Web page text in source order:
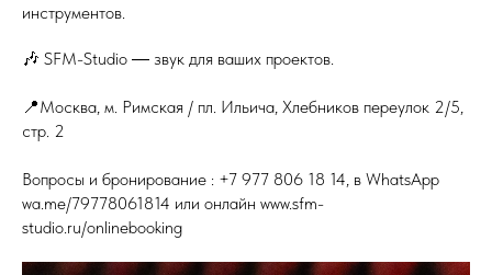
инструментов.
🎶 SFM-Studio ― звук для ваших проектов.
📍Москва, м. Римская / пл. Ильича, Хлебников переулок 2/5,
стр. 2
Вопросы и бронирование : +7 977 806 18 14, в WhatsApp
wa.me/79778061814 или онлайн www.sfm-
studio.ru/onlinebooking